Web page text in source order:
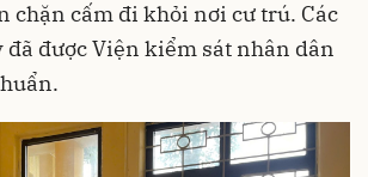
chặn cấm đi khỏi nơi cư trú. Các
được Viện kiểm sát nhân dân